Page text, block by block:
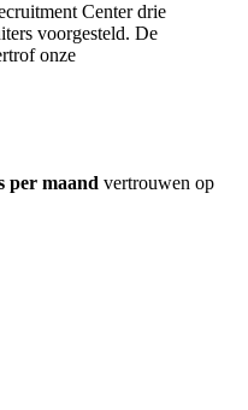
Center drie
voorgesteld. De
onze
per maand vertrouwen op